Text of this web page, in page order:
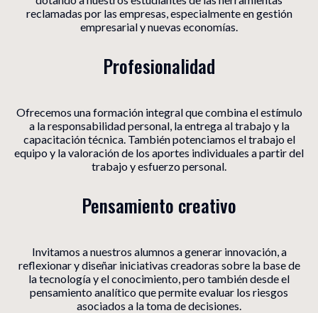
reclamadas por las empresas, especialmente en gestión
empresarial y nuevas economías.
Profesionalidad
Ofrecemos una formación integral que combina el estímulo
a la responsabilidad personal, la entrega al trabajo y la
capacitación técnica. También potenciamos el trabajo el
equipo y la valoración de los aportes individuales a partir del
trabajo y esfuerzo personal.
Pensamiento creativo
Invitamos a nuestros alumnos a generar innovación, a
reflexionar y diseñar iniciativas creadoras sobre la base de
la tecnología y el conocimiento, pero también desde el
pensamiento analítico que permite evaluar los riesgos
asociados a la toma de decisiones.